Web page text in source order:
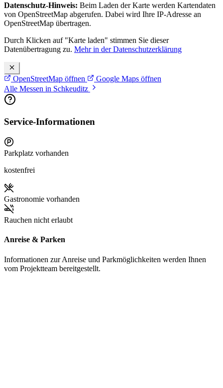
Datenschutz-Hinweis: Beim Laden der Karte werden Kartendaten
von OpenStreetMap abgerufen. Dabei wird Ihre IP-Adresse an
OpenStreetMap übertragen.
Durch Klicken auf "Karte laden" stimmen Sie dieser
Datenübertragung zu. Mehr in der Datenschutzerklärung
OpenStreetMap öffnen
Google Maps öffnen
Alle Messen in Schkeuditz
Service-Informationen
Parkplatz vorhanden
kostenfrei
Gastronomie vorhanden
Rauchen nicht erlaubt
Anreise & Parken
Informationen zur Anreise und Parkmöglichkeiten werden Ihnen
vom Projektteam bereitgestellt.